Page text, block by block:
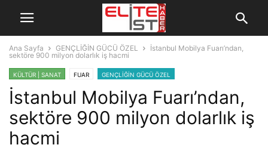
Ana Sayfa GENÇLİĞİN GÜCÜ ÖZEL
İstanbul Mobilya Fuarı’ndan,
sektöre 900 milyon dolarlık iş hacmi
KÜLTÜR | SANAT FUAR GENÇLİĞİN GÜCÜ ÖZEL
İstanbul Mobilya Fuarı’ndan,
sektöre 900 milyon dolarlık iş
hacmi